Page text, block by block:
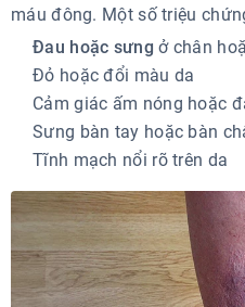
máu đông. Một số triệu
Đau hoặc sưng ở chân
Đỏ hoặc đổi màu da
Cảm giác ấm nóng hoặc
Sưng bàn tay hoặc bàn
Tĩnh mạch nổi rõ trên da